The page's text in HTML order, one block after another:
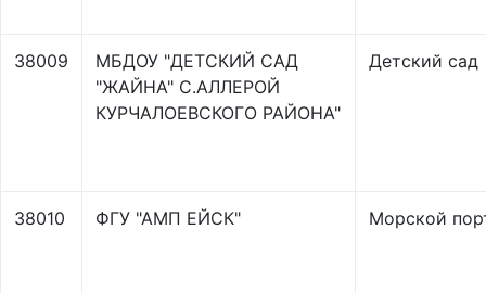
38009
МБДОУ "ДЕТСКИЙ САД
"ЖАЙНА" С.АЛЛЕРОЙ
КУРЧАЛОЕВСКОГО РАЙОНА"
Детский сад
38010 ФГУ "АМП ЕЙСК" Морской